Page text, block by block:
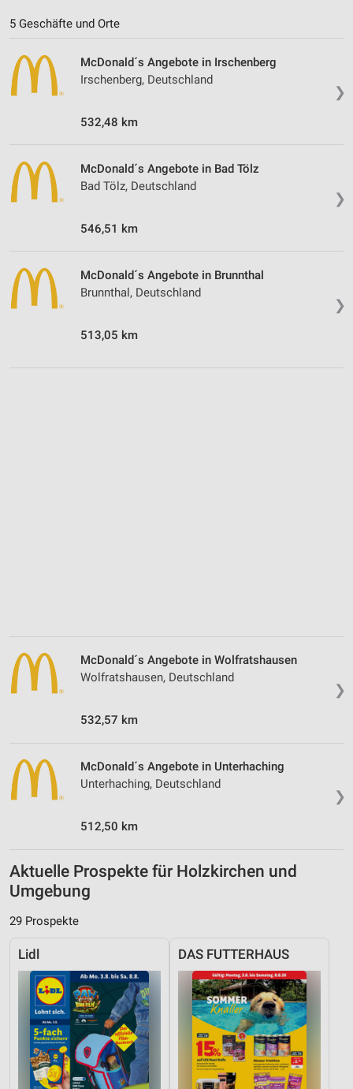
5 Geschäfte und Orte
❯
McDonald´s Angebote in Irschenberg
Irschenberg, Deutschland
532,48 km
❯
McDonald´s Angebote in Bad Tölz
Bad Tölz, Deutschland
546,51 km
❯
McDonald´s Angebote in Brunnthal
Brunnthal, Deutschland
513,05 km
❯
McDonald´s Angebote in Wolfratshausen
Wolfratshausen, Deutschland
532,57 km
❯
McDonald´s Angebote in Unterhaching
Unterhaching, Deutschland
512,50 km
Aktuelle Prospekte für Holzkirchen und
Umgebung
29 Prospekte
Lidl DAS FUTTERHAUS